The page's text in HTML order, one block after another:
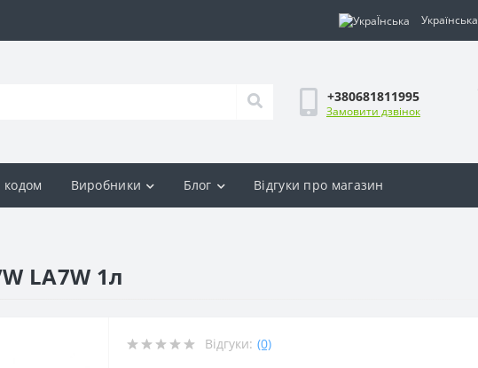
Українська
+380681811995
Замовити дзвінок
кодом Виробники Блог Відгуки про магазин
LA7W 1л
Відгуки: (0)